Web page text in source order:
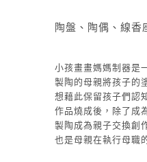
陶盤、陶偶、線香
小孩畫畫媽媽制器是
製陶的母親將孩子的
想藉此保留孩子們認
作品燒成後，除了成
製陶成為親子交換創
也是母親在執行母職